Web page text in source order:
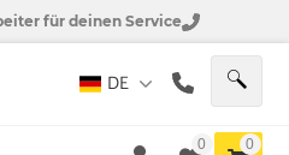
für deinen Service
DE
0 0